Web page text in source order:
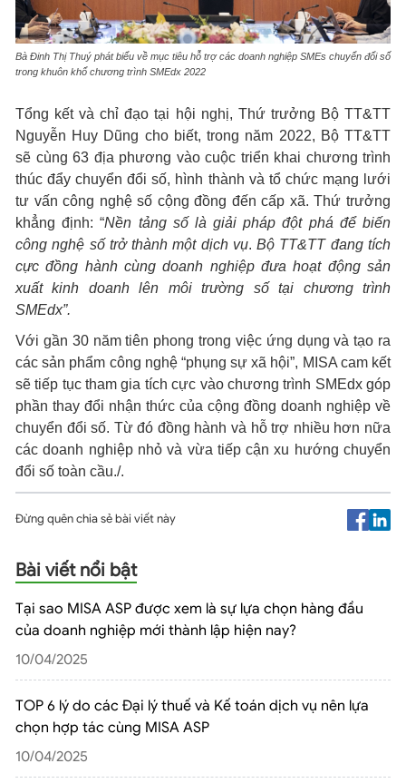
Bà Đinh Thị Thuý phát biểu về mục tiêu hỗ trợ các doanh nghiệp SMEs chuyển đổi số
trong khuôn khổ chương trình SMEdx 2022
Tổng kết và chỉ đạo tại hội nghị, Thứ trưởng Bộ TT&TT
Nguyễn Huy Dũng cho biết, trong năm 2022, Bộ TT&TT
sẽ cùng 63 địa phương vào cuộc triển khai chương trình
thúc đẩy chuyển đổi số, hình thành và tổ chức mạng lưới
tư vấn công nghệ số cộng đồng đến cấp xã. Thứ trưởng
khẳng định: “Nền tảng số là giải pháp đột phá để biến
công nghệ số trở thành một dịch vụ.Bộ TT&TT đang tích
cực đồng hành cùng doanh nghiệp đưa hoạt động sản
xuất kinh doanh lên môi trường số tại chương trình
SMEdx”.
Với gần 30 năm tiên phong trong việc ứng dụng và tạo ra
các sản phẩm công nghệ “phụng sự xã hội”, MISA cam kết
sẽ tiếp tục tham gia tích cực vào chương trình SMEdx góp
phần thay đổi nhận thức của cộng đồng doanh nghiệp về
chuyển đổi số. Từ đó đồng hành và hỗ trợ nhiều hơn nữa
các doanh nghiệp nhỏ và vừa tiếp cận xu hướng chuyển
đổi số toàn cầu./.
Đừng quên chia sẻ bài viết này
Bài viết nổi bật
Tại sao MISA ASP được xem là sự lựa chọn hàng đầu
của doanh nghiệp mới thành lập hiện nay?
10/04/2025
TOP 6 lý do các Đại lý thuế và Kế toán dịch vụ nên lựa
chọn hợp tác cùng MISA ASP
10/04/2025